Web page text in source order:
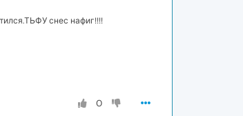
снес нафиг!!!!
0